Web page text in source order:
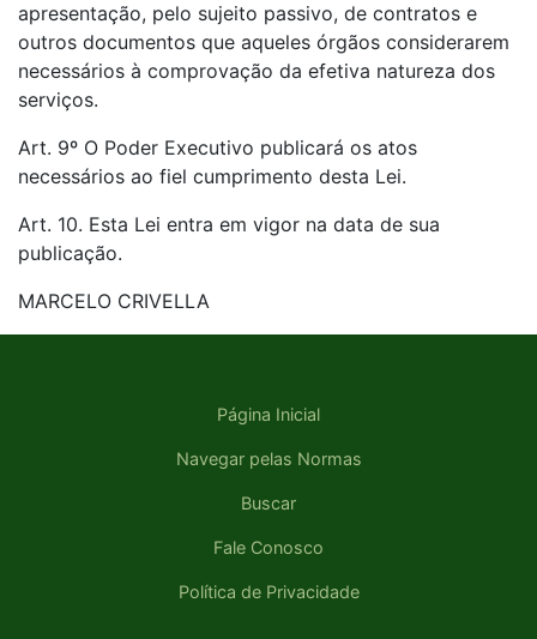
apresentação, pelo sujeito passivo, de contratos e
outros documentos que aqueles órgãos considerarem
necessários à comprovação da efetiva natureza dos
serviços.
Art. 9º O Poder Executivo publicará os atos
necessários ao fiel cumprimento desta Lei.
Art. 10. Esta Lei entra em vigor na data de sua
publicação.
MARCELO CRIVELLA
Página Inicial
Navegar pelas Normas
Buscar
Fale Conosco
Política de Privacidade